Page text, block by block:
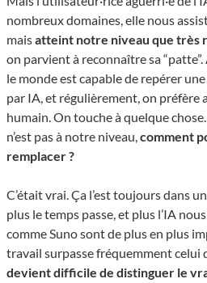
nombreux domaines, elle nous
maisatteint notre niveau que très
on parvient à reconnaître sa
le monde est capable de repérer
par IA, et régulièrement, on préfère
humain. On touche à quelque
n’est pas à notre niveau,comment
remplacer ?
C’était vrai. Ça l’est toujours dans
plus le temps passe, et plus l’IA
comme Suno sont de plus en plus
travail surpasse fréquemment celui
devient difficile de distinguer le